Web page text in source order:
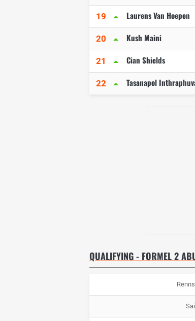
19 Laurens Van Hoepen
20 Kush Maini
21 Cian Shields
22
QUALIFYING - FORMEL 2